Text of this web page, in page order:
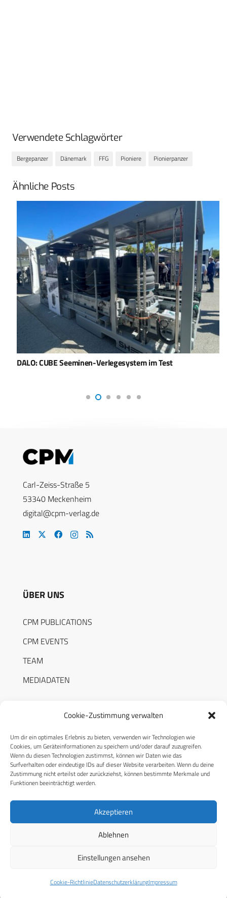
Cookie-Zustimmung verwalten
Um dir ein optimales Erlebnis zu bieten, verwenden wir Technologien wie
Cookies, um Geräteinformationen zu speichern und/oder darauf zuzugreifen.
Wenn du diesen Technologien zustimmst, können wir Daten wie das
Surfverhalten oder eindeutige IDs auf dieser Website verarbeiten. Wenn du deine
Zustimmung nicht erteilst oder zurückziehst, können bestimmte Merkmale und
Funktionen beeinträchtigt werden.
Akzeptieren
Ablehnen
Einstellungen ansehen
Cookie-RichtlinieDatenschutzerklärungImpressum
Verwendete Schlagwörter
Bergepanzer Dänemark FFG Pioniere Pionierpanzer
Ähnliche Posts
DALO: CUBE Seeminen-Verlegesystem im Test
Carl-Zeiss-Straße 5
53340 Meckenheim
digital@cpm-verlag.de
ÜBER UNS
CPM PUBLICATIONS
CPM EVENTS
TEAM
MEDIADATEN
RECHTLICHES
Datenschutzerklärung
Cookie-Richtlinie (EU)
© 2026 CPM GmbH – Alle Rechte vorbehalten